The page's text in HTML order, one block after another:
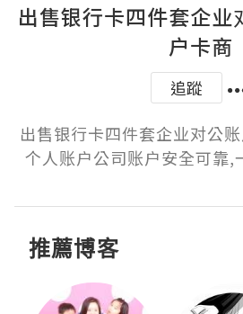
出售银行卡四件套企业
户卡商
追蹤
出售银行卡四件套企业对公
个人账户公司账户安全可靠,
推薦博客